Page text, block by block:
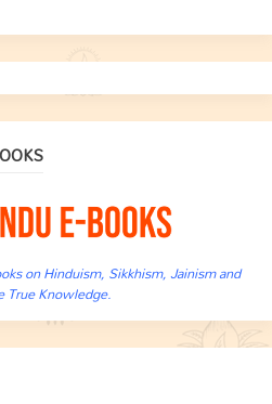
on Hinduism, Sikkhism, Jainism and
True Knowledge.